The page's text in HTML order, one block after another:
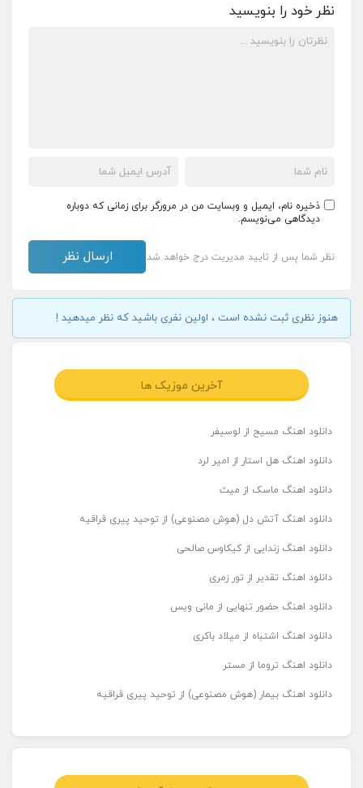
نظر خود را بنویسید
ذخیره نام، ایمیل و وبسایت من در مرورگر برای زمانی که دوباره
دیدگاهی می‌نویسم.
نظر شما پس از تایید مدیریت درج خواهد شد
هنوز نظری ثبت نشده است ، اولین نفری باشید که نظر میدهید !
آخرین موزیک ها
دانلود اهنگ مسیح از لوسیفر
دانلود اهنگ هل استار از امیر لرد
دانلود اهنگ ماسک از میث
دانلود اهنگ آتش دل (هوش مصنوعی) از توحید پیری قراقیه
دانلود اهنگ زندایی از کیکاوس صالحی
دانلود اهنگ تقدیر از تور زمری
دانلود اهنگ حضور تنهایی از مانی ویس
دانلود اهنگ اشتباه از میلاد باکری
دانلود اهنگ تروما از مستر
دانلود اهنگ بیمار (هوش مصنوعی) از توحید پیری قراقیه